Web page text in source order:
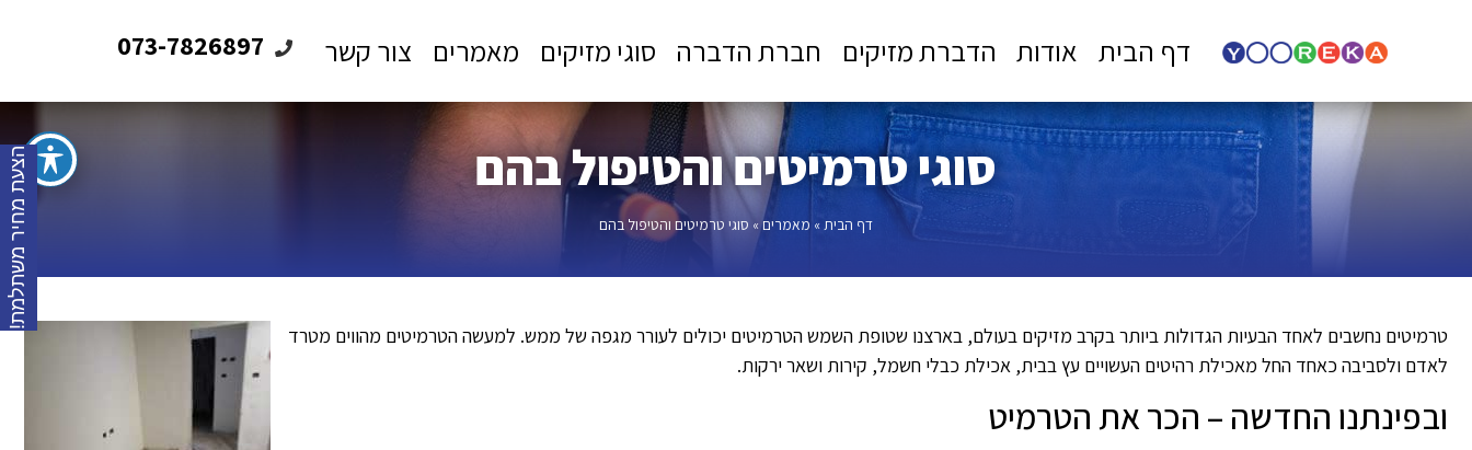
דף הבית אודות הדברת מזיקים חברת הדברה סוגי מזיקים מאמרים צור קשר 073-7826897
סוגי טרמיטים והטיפול בהם
דף הבית» מאמרים» סוגי טרמיטים והטיפול בהם
טרמיטים נחשבים לאחד הבעיות הגדולות ביותר בקרב מזיקים בעולם, בארצנו שטופת השמש הטרמיטים יכולים לעורר מגפה של ממש. למעשה הטרמיטים מהווים מטרד
לאדם ולסביבה כאחד החל מאכילת רהיטים העשויים עץ בבית, אכילת כבלי חשמל, קירות ושאר ירקות.
ובפינתנו החדשה – הכר את הטרמיט
הצעת מחיר משתלמת!